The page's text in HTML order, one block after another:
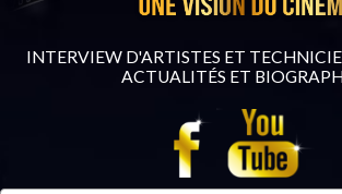
INTERVIEW D'ARTISTES ET
ACTUALITÉS ET